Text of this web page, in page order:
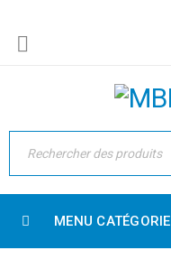
MENU CATÉGORIE